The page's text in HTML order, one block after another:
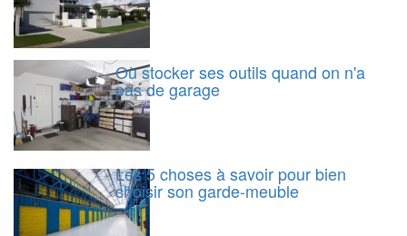
Où stocker ses outils quand on n'a
pas de garage
Les 5 choses à savoir pour bien
choisir son garde-meuble